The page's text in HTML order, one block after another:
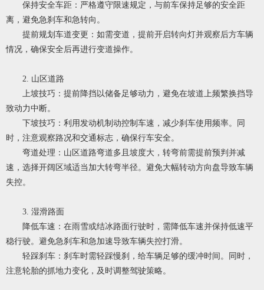
保持安全车距：严格遵守限速规定，与前车保持足够的安全距
离，避免急刹车和急转向。
提前规划车道变更：如需变道，提前开启转向灯并观察后方车辆
情况，确保安全后再进行变道操作。
2. 山区道路
上坡技巧：提前降挡以储备足够动力，避免在坡道上频繁换挡导
致动力中断。
下坡技巧：利用发动机制动控制车速，减少刹车使用频率。同
时，注意观察路况和交通标志，确保行车安全。
弯道处理：山区道路弯道多且坡度大，转弯前需提前预判并减
速，选择开阔区域适当加大转弯半径。避免大幅转动方向盘导致车辆
失控。
3. 湿滑路面
降低车速：在雨雪或结冰路面行驶时，需降低车速并保持低速平
稳行驶。避免急刹车和急加速导致车辆失控打滑。
轻踩刹车：刹车时需轻踩慢刹，给车辆足够的缓冲时间。同时，
注意轮胎的抓地力变化，及时调整驾驶策略。